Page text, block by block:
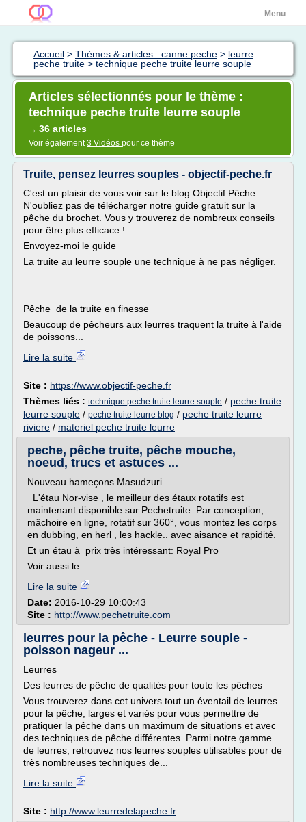
Menu
Accueil > Thèmes & articles : canne peche > leurre
peche truite > technique peche truite leurre souple
Articles sélectionnés pour le thème :
technique peche truite leurre souple
→ 36 articles
Voir également3 Vidéos pour ce thème
Truite, pensez leurres souples - objectif-peche.fr
C'est un plaisir de vous voir sur le blog Objectif Pêche.
N'oubliez pas de télécharger notre guide gratuit sur la
pêche du brochet. Vous y trouverez de nombreux conseils
pour être plus efficace !
Envoyez-moi le guide
La truite au leurre souple une technique à ne pas négliger.
Pêche de la truite en finesse
Beaucoup de pêcheurs aux leurres traquent la truite à l'aide
de poissons...
Lire la suite
Site : https://www.objectif-peche.fr
Thèmes liés : technique peche truite leurre souple / peche truite
leurre souple / peche truite leurre blog / peche truite leurre
riviere / materiel peche truite leurre
peche, pêche truite, pêche mouche,
noeud, trucs et astuces ...
Nouveau hameçons Masudzuri
L'étau Nor-vise , le meilleur des étaux rotatifs est
maintenant disponible sur Pechetruite. Par conception,
mâchoire en ligne, rotatif sur 360°, vous montez les corps
en dubbing, en herl , les hackle.. avec aisance et rapidité.
Et un étau à prix très intéressant: Royal Pro
Voir aussi le...
Lire la suite
Date: 2016-10-29 10:00:43
Site : http://www.pechetruite.com
leurres pour la pêche - Leurre souple -
poisson nageur ...
Leurres
Des leurres de pêche de qualités pour toute les pêches
Vous trouverez dans cet univers tout un éventail de leurres
pour la pêche, larges et variés pour vous permettre de
pratiquer la pêche dans un maximum de situations et avec
des techniques de pêche différentes. Parmi notre gamme
de leurres, retrouvez nos leurres souples utilisables pour de
très nombreuses techniques de...
Lire la suite
Site : http://www.leurredelapeche.fr